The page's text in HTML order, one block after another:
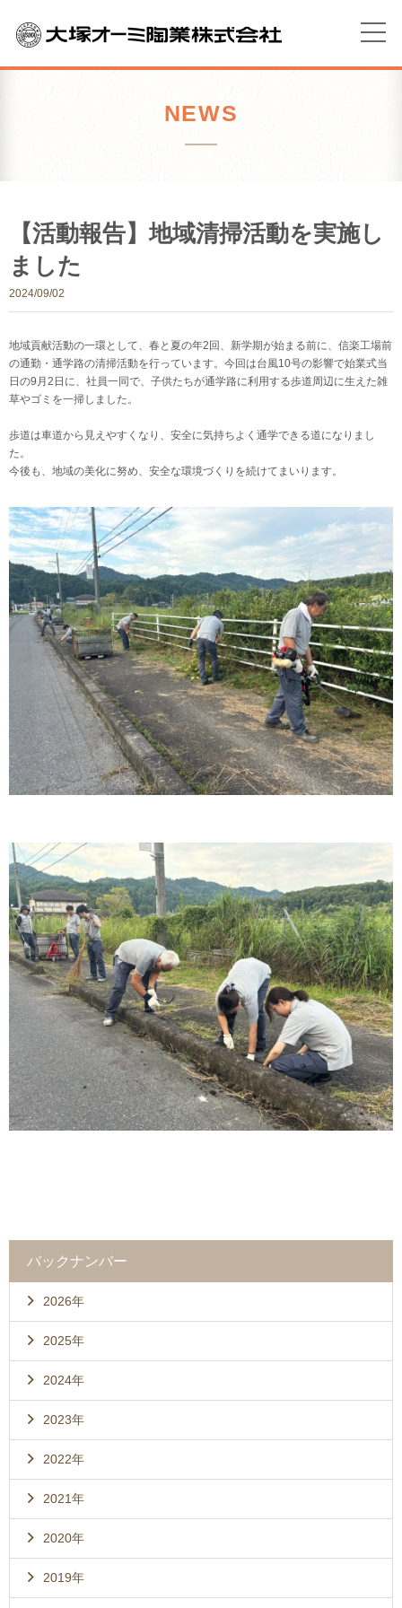
NEWS
【活動報告】地域清掃活動を実施し
ました
2024/09/02
地域貢献活動の一環として、春と夏の年2回、新学期が始まる前に、信楽工場前
の通勤・通学路の清掃活動を行っています。今回は台風10号の影響で始業式当
日の9月2日に、社員一同で、子供たちが通学路に利用する歩道周辺に生えた雑
草やゴミを一掃しました。
歩道は車道から見えやすくなり、安全に気持ちよく通学できる道になりまし
た。
今後も、地域の美化に努め、安全な環境づくりを続けてまいります。
バックナンバー
2026年
2025年
2024年
2023年
2022年
2021年
2020年
2019年